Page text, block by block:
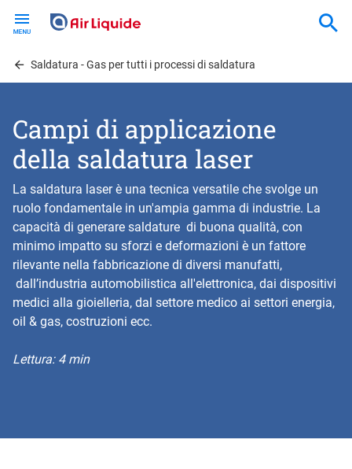
contentSaldatura - Gas per tutti i processi di saldatura
Campi di applicazione
della saldatura laser
La saldatura laser è una tecnica versatile che svolge un
ruolo fondamentale in un'ampia gamma di industrie. La
capacità di generare saldature di buona qualità, con
minimo impatto su sforzi e deformazioni è un fattore
rilevante nella fabbricazione di diversi manufatti,
dall’industria automobilistica all'elettronica, dai dispositivi
medici alla gioielleria, dal settore medico ai settori energia,
oil & gas, costruzioni ecc.
Lettura: 4 min